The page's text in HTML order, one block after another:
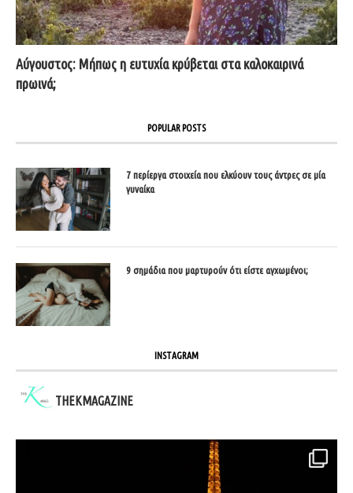
Αύγουστος: Μήπως η ευτυχία κρύβεται στα καλοκαιρινά
πρωινά;
POPULAR POSTS
7 περίεργα στοιχεία που ελκύουν τους άντρες σε μία
γυναίκα
9 σημάδια που μαρτυρούν ότι είστε αγχωμένοι;
INSTAGRAM
THEKMAGAZINE